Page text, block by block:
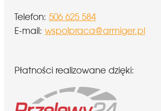
Telefon: 506 625 584
E-mail: wspolpraca@armiger.pl
Płatności realizowane dzięki: